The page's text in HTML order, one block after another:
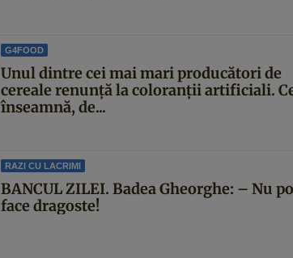
G4FOOD
Unul dintre cei mai mari producători de
cereale renunță la coloranții artificiali.
înseamnă, de...
RAZI CU LACRIMI
BANCUL ZILEI. Badea Gheorghe: – Nu
face dragoste!